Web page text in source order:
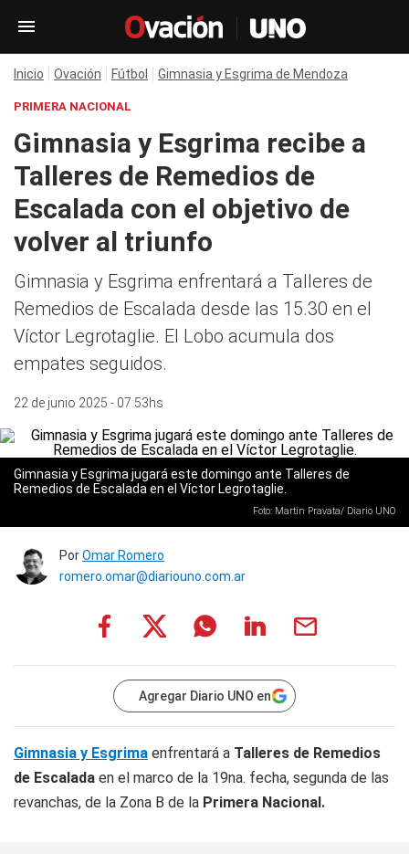
Inicio Ovación Fútbol Gimnasia y Esgrima de Mendoza
PRIMERA NACIONAL
Gimnasia y Esgrima recibe a
Talleres de Remedios de
Escalada con el objetivo de
volver al triunfo
Gimnasia y Esgrima enfrentará a Talleres de
Remedios de Escalada desde las 15.30 en el
Víctor Legrotaglie. El Lobo acumula dos
empates seguidos.
22 de junio 2025 - 07:53hs
Gimnasia y Esgrima jugará este domingo ante Talleres de
Remedios de Escalada en el Víctor Legrotaglie.
Foto: Martín Pravata/ Diario UNO
PorOmar Romero
romero.omar@diariouno.com.ar
Agregar Diario UNO en
Gimnasia y Esgrima enfrentará a Talleres de Remedios
de Escalada en el marco de la 19na. fecha, segunda de las
revanchas, de la Zona B de la Primera Nacional.